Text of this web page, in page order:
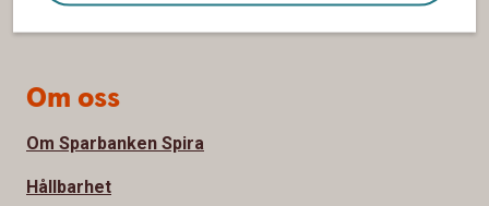
Om oss
Om Sparbanken Spira
Hållbarhet